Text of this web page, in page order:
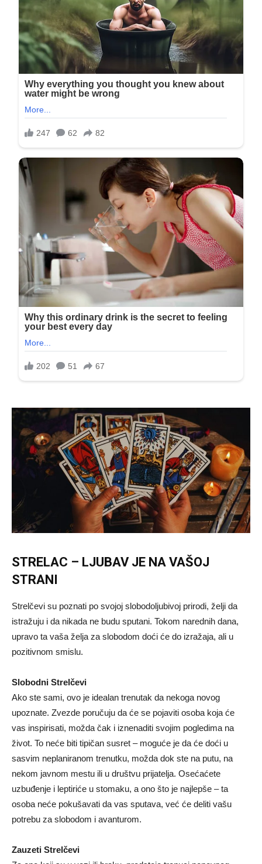
STRELAC – LJUBAV JE NA VAŠOJ
STRANI
Strelčevi su poznati po svojoj slobodoljubivoj prirodi, želji da
istražuju i da nikada ne budu sputani. Tokom narednih dana,
upravo ta vaša želja za slobodom doći će do izražaja, ali u
pozitivnom smislu.
Slobodni Strelčevi
Ako ste sami, ovo je idealan trenutak da nekoga novog
upoznate. Zvezde poručuju da će se pojaviti osoba koja će
vas inspirisati, možda čak i iznenaditi svojim pogledima na
život. To neće biti tipičan susret – moguće je da će doći u
sasvim neplaniranom trenutku, možda dok ste na putu, na
nekom javnom mestu ili u društvu prijatelja. Osećaćete
uzbuđenje i leptiriće u stomaku, a ono što je najlepše – ta
osoba neće pokušavati da vas sputava, već će deliti vašu
potrebu za slobodom i avanturom.
Zauzeti Strelčevi